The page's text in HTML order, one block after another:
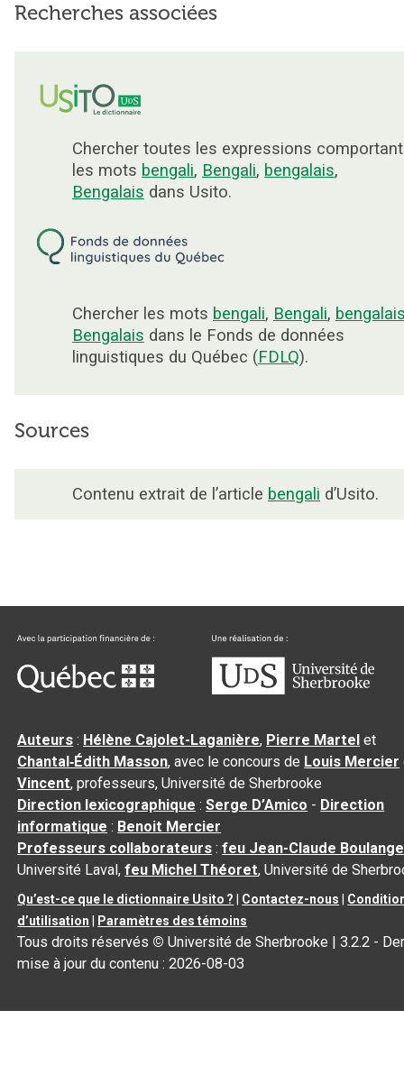
Recherches associées
Chercher toutes les expressions comportant
les mots bengali, Bengali, bengalais,
Bengalais dans Usito.
Chercher les mots bengali, Bengali,
Bengalais dans le Fonds de données
linguistiques du Québec (FDLQ).
Sources
Contenu extrait de l’article bengali d’Usito.
Auteurs : Hélène Cajolet-Laganière, Pierre Martel et
Chantal‑Édith Masson, avec le concours de Louis Mercier
Vincent, professeurs, Université de Sherbrooke
Direction lexicographique :Serge D’Amico - Direction
informatique : Benoit Mercier
Professeurs collaborateurs :feu Jean-Claude
Université Laval,feu Michel Théoret, Université de
Qu’est-ce que le dictionnaire Usito ? Contactez-nous
d’utilisation
Paramètres des témoins
Tous droits réservés © Université de Sherbrooke |3.2.2 -
mise à jour du contenu :2026-08-03